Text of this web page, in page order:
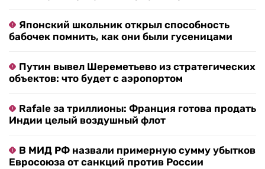
Японский школьник открыл способность
бабочек помнить, как они были гусеницами
Путин вывел Шереметьево из стратегических
объектов: что будет с аэропортом
Rafale за триллионы: Франция готова продать
Индии целый воздушный флот
В МИД РФ назвали примерную сумму убытков
Евросоюза от санкций против России